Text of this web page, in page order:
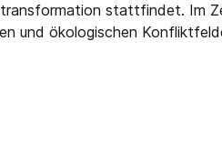
stattfindet. Im
und ökologischen